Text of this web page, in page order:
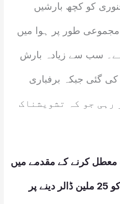
علاقوں میں 26 جنوری کو کچھ بارشیں
مجموعی طور پر ہوا میں
سب سے زیادہ بارش
کی گئی جبکہ برفباری
میٹر رہی جو کہ تشویشناک
معطل کرنے کے مقدمے میں
سمجھوتہ، میٹا ٹرمپ کو 25 ملین ڈالر دینے پر